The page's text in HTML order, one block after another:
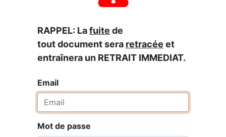
RAPPEL: Lafuite de
tout document sera retracée et
entraînera un RETRAIT IMMEDIAT.
Email
Mot de passe